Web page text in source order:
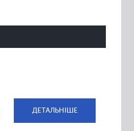
ДЕТАЛЬНІШЕ